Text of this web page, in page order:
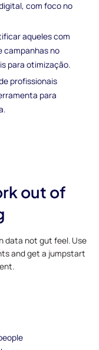
com foco no
aqueles com
campanhas no
para otimização.
profissionais
para
out of
data not gut feel. Use
and get a jumpstart